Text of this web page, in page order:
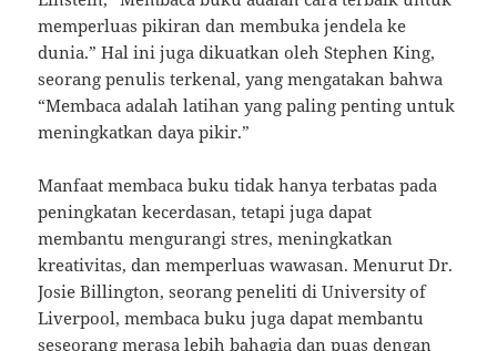
memperluas pikiran dan membuka jendela ke
dunia.” Hal ini juga dikuatkan oleh Stephen King,
seorang penulis terkenal, yang mengatakan bahwa
“Membaca adalah latihan yang paling penting untuk
meningkatkan daya pikir.”
Manfaat membaca buku tidak hanya terbatas pada
peningkatan kecerdasan, tetapi juga dapat
membantu mengurangi stres, meningkatkan
kreativitas, dan memperluas wawasan. Menurut Dr.
Josie Billington, seorang peneliti di University of
Liverpool, membaca buku juga dapat membantu
seseorang merasa lebih bahagia dan puas dengan